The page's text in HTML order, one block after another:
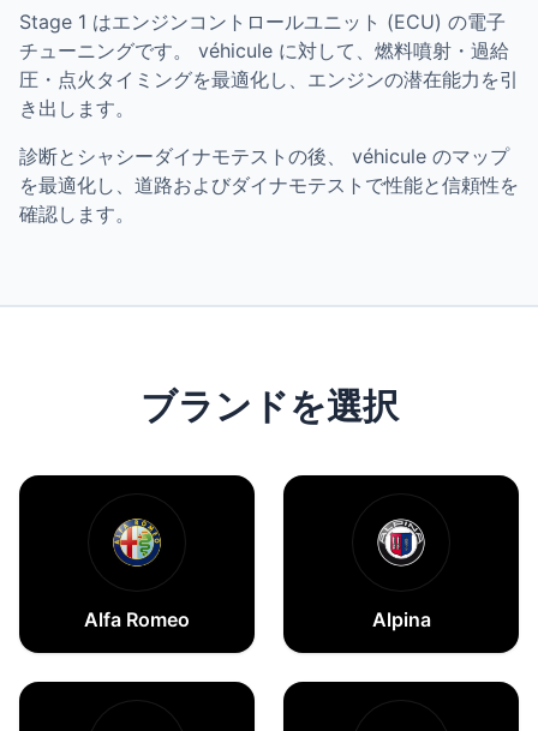
Stage 1 はエンジンコントロールユニット (ECU) の電子
チューニングです。 véhicule に対して、燃料噴射・過給
圧・点火タイミングを最適化し、エンジンの潜在能力を引
き出します。
診断とシャシーダイナモテストの後、 véhicule のマップ
を最適化し、道路およびダイナモテストで性能と信頼性を
確認します。
ブランドを選択
Alfa Romeo Alpina